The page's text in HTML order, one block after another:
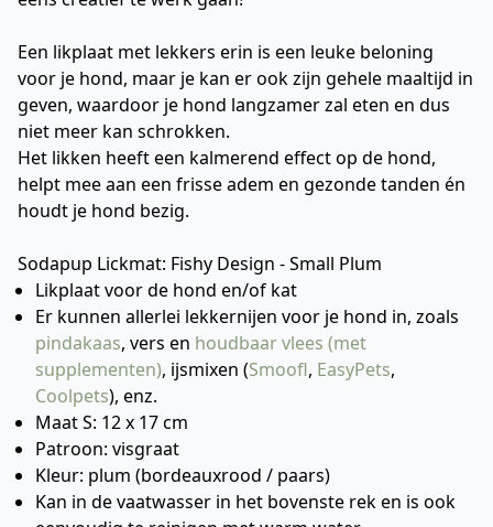
Een likplaat met lekkers erin is een leuke beloning
voor je hond, maar je kan er ook zijn gehele maaltijd in
geven, waardoor je hond langzamer zal eten en dus
niet meer kan schrokken.
Het likken heeft een kalmerend effect op de hond,
helpt mee aan een frisse adem en gezonde tanden én
houdt je hond bezig.
Sodapup Lickmat: Fishy Design - Small Plum
Likplaat voor de hond en/of kat
Er kunnen allerlei lekkernijen voor je hond in, zoals
pindakaas, vers en houdbaar vlees (met
supplementen), ijsmixen (Smoofl, EasyPets,
Coolpets), enz.
Maat S: 12 x 17 cm
Patroon: visgraat
Kleur: plum (bordeauxrood / paars)
Kan in de vaatwasser in het bovenste rek en is ook